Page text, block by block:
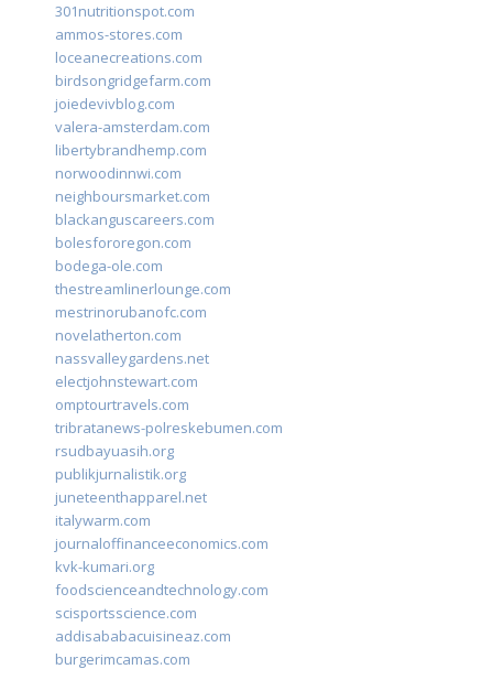
301nutritionspot.com
ammos-stores.com
loceanecreations.com
birdsongridgefarm.com
joiedevivblog.com
valera-amsterdam.com
libertybrandhemp.com
norwoodinnwi.com
neighboursmarket.com
blackanguscareers.com
bolesfororegon.com
bodega-ole.com
thestreamlinerlounge.com
mestrinorubanofc.com
novelatherton.com
nassvalleygardens.net
electjohnstewart.com
omptourtravels.com
tribratanews-polreskebumen.com
rsudbayuasih.org
publikjurnalistik.org
juneteenthapparel.net
italywarm.com
journaloffinanceeconomics.com
kvk-kumari.org
foodscienceandtechnology.com
scisportsscience.com
addisababacuisineaz.com
burgerimcamas.com